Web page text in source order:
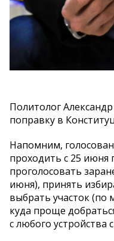
Политолог
поправку в
Напомним,
проходить с 25 июня
проголосовать
июня), принять
выбрать участок (по
куда проще
с любого устройства